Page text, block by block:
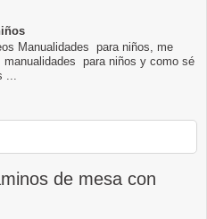
Manualidades para niños, me
para niños y como sé
...
de mesa con